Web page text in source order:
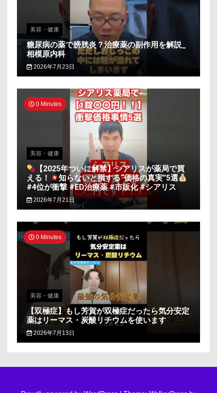
美容・健康
糖尿病の薬で膀胱炎？治療薬の副作用を解説_
相模原内科
2026年7月23日
0 Minutes
美容・健康
【2025年ついに解禁】シアリスが薬局で買
える！
知らないと損する“価格の真実”5選
#4位が衝撃 #ED治療薬 #市販化 #シアリス
2026年7月21日
0 Minutes
美容・健康
【双極症】もし芳賀が双極症だったら気分安定
薬はリーマス・炭酸リチウムを使います
2026年7月13日